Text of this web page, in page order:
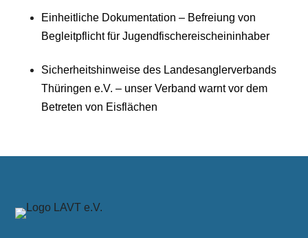
Einheitliche Dokumentation – Befreiung von
Begleitpflicht für Jugendfischereischeininhaber
Sicherheitshinweise des Landesanglerverbands
Thüringen e.V. – unser Verband warnt vor dem
Betreten von Eisflächen